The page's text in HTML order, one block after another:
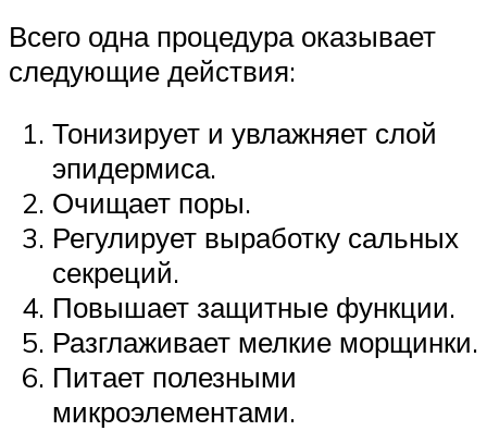
Всего одна процедура оказывает
следующие действия:
Тонизирует и увлажняет слой
эпидермиса.
Очищает поры.
Регулирует выработку сальных
секреций.
Повышает защитные функции.
Разглаживает мелкие морщинки.
Питает полезными
микроэлементами.